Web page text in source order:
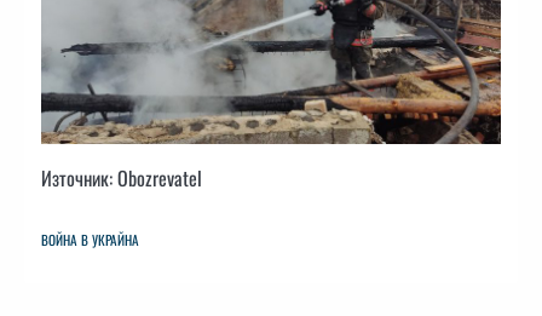
Източник: Obozrevatel
ВОЙНА В УКРАЙНА